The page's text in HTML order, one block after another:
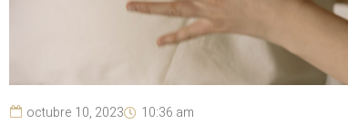
octubre 10, 2023 10:36 am